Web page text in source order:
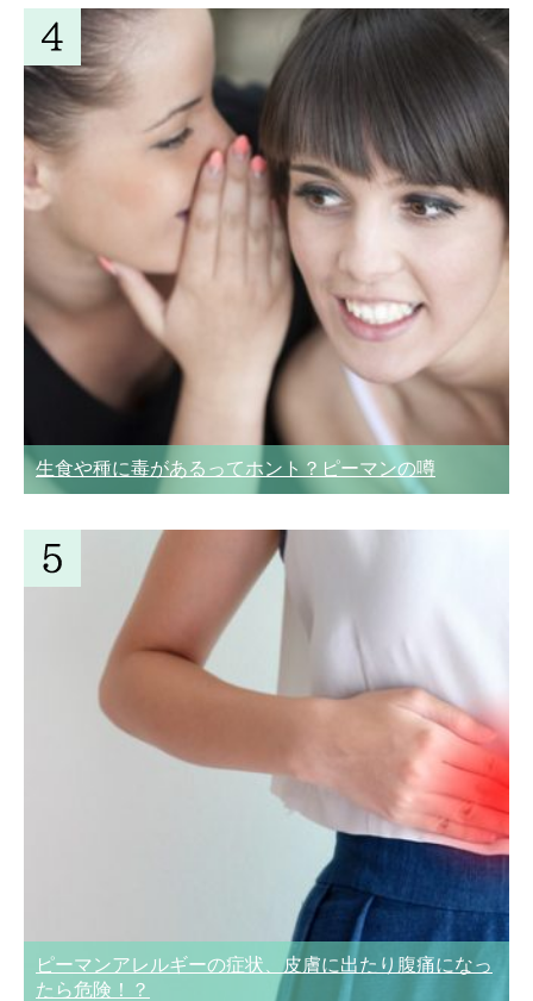
生食や種に毒があるってホント？ピーマンの噂
ピーマンアレルギーの症状、皮膚に出たり腹痛になっ
たら危険！？